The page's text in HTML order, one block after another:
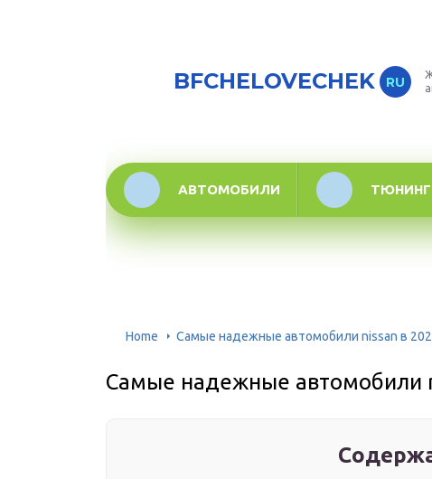
BFCHELOVECHEK RU
АВТОМОБИЛИ ТЮНИНГ
Home Самые надежные автомобили nissan в
Самые надежные автомобили